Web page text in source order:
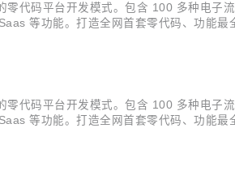
代码平台开发模式。包含 100 多种电子
等功能。打造全网首套零代码、功能
代码平台开发模式。包含 100 多种电子
等功能。打造全网首套零代码、功能